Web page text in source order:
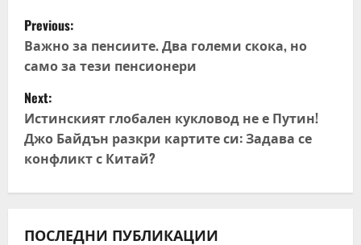
P
o
s
t
n
a
v
Previous:
Важно за пенсиите. Два големи скока, но
само за тези пенсионери
Next:
Истинският глобален кукловод не е Путин!
Джо Байдън разкри картите си: Задава се
конфликт с Китай?
ПОСЛЕДНИ ПУБЛИКАЦИИ